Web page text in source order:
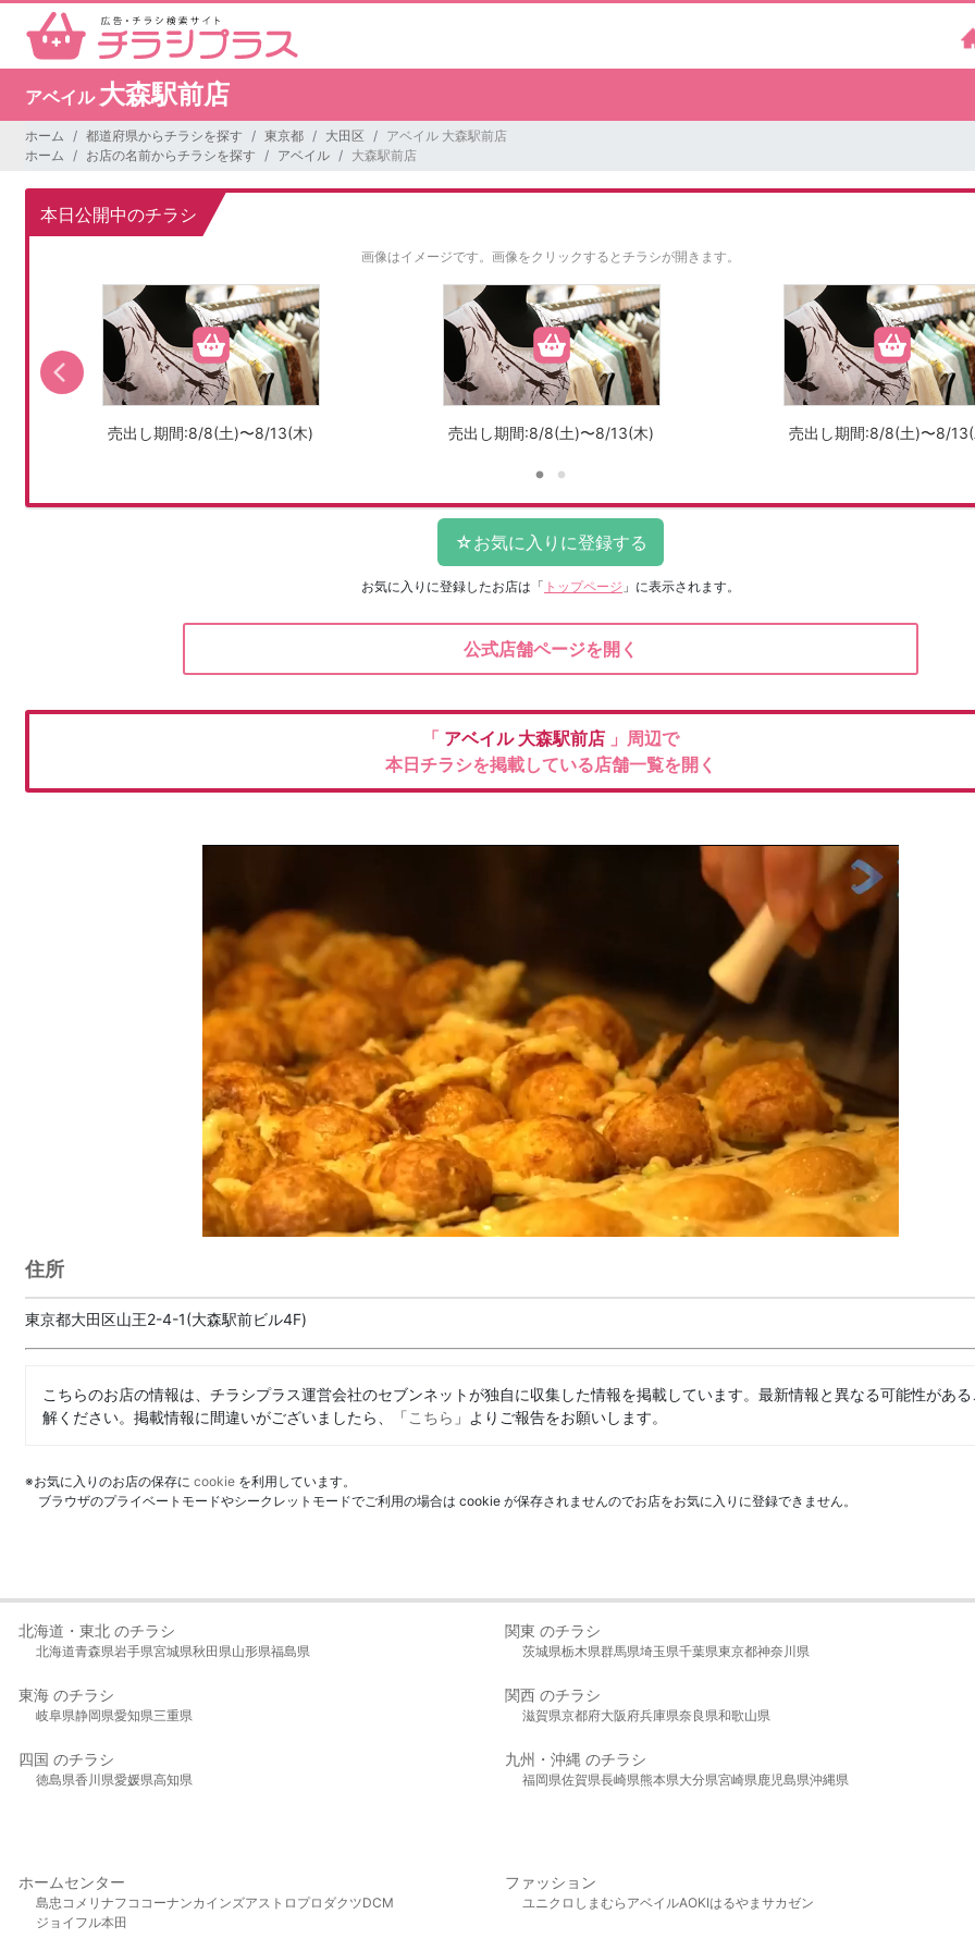
アベイル 大森駅前店
ホーム 都道府県からチラシを探す 東京都 大田区
アベイル 大森駅前店
ホーム
お店の名前からチラシを探す アベイル 大森駅前店
本日公開中のチラシ
画像はイメージです。 画像をクリックするとチラシが開きます。
売出し期間:8/8(土)〜8/13(木) 売出し期間:8/8(土)〜8/13(木) 売出し期間:8/8(土)〜8/
お気に入りに登録したお店は 「 トップページ 」に表示されます。
公式店舗ページを開く
「 アベイル 大森駅前店 」周辺で
本日チラシを掲載している店舗一覧を開く
住所
東京都大田区山王2-4-1(大森駅前ビル4F)
こちらのお店の情報は、チラシプラス運営会社のセブンネットが独自に収集した情報を掲載しています。最新情報と異なる可能性があ
解ください。掲載情報に間違いがございましたら、「こちら 」よりご報告をお願いします。
※お気に入りのお店の保存に cookie を利用しています。
ブラウザのプライベートモードやシークレットモードでご利用の場合は cookie が保存されませんのでお店をお気に入りに登録できません。
北海道・東北 のチラシ
北海道青森県岩手県宮城県秋田県山形県福島県
関東 のチラシ
茨城県栃木県群馬県埼玉県千葉県東京都神奈川県
東海 のチラシ
岐阜県静岡県愛知県三重県
関西 のチラシ
滋賀県京都府大阪府兵庫県奈良県和歌山県
四国 のチラシ
徳島県香川県愛媛県高知県
九州・沖縄 のチラシ
福岡県佐賀県長崎県熊本県大分県宮崎県鹿児島県沖縄県
ホームセンター
島忠 コメリ ナフコ コーナンカインズアストロプロダクツDCM
ジョイフル本田
ファッション
ユニクロ しまむら アベイルAOKIはるやま サカゼン